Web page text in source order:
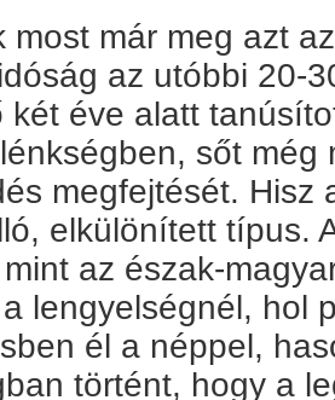
most már meg azt
az utóbbi 20-
két éve alatt
sőt még
megfejtését. Hisz
elkülönített típus.
az észak-
lengyelségnél, hol
él a néppel,
történt, hogy a